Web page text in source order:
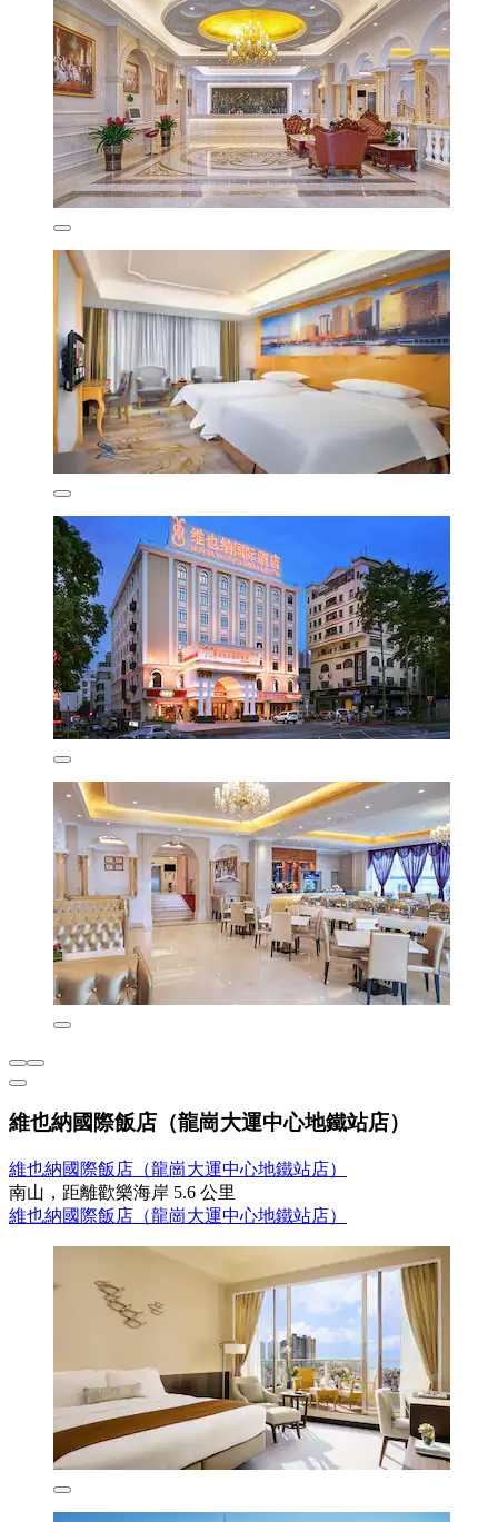
維也納國際飯店（龍崗大運中心地鐵站店）
維也納國際飯店（龍崗大運中心地鐵站店）
南山，距離歡樂海岸 5.6 公里
維也納國際飯店（龍崗大運中心地鐵站店）